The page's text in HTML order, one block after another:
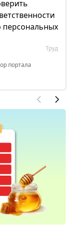
персональных
Труд
портала